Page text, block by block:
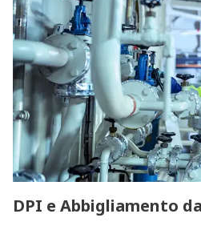
DPI e Abbigliamento